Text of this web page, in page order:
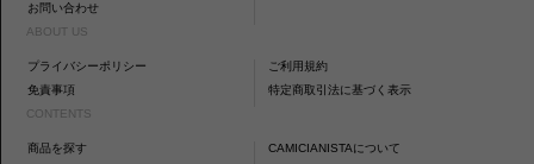
お問い合わせ
ABOUT US
プライバシーポリシー
ご利用規約
免責事項
特定商取引法に基づく表示
CONTENTS
商品を探す
CAMICIANISTAについて